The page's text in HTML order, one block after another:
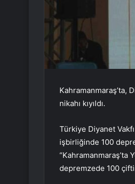
Kahramanmaraş’ta,
nikahı kıyıldı.
Türkiye Diyanet
işbirliğinde 100
“Kahramanmaraş’ta
depremzede 100